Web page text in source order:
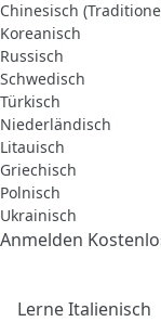
Chinesisch
Koreanisch
Russisch
Schwedisch
Türkisch
Niederländisch
Litauisch
Griechisch
Polnisch
Ukrainisch
Anmelden
Lerne Italienisch